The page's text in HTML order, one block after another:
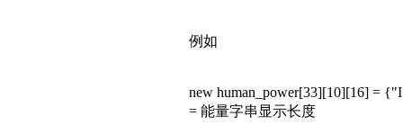
例如
new human_power[33][10][16] =
= 能量字串显示长度